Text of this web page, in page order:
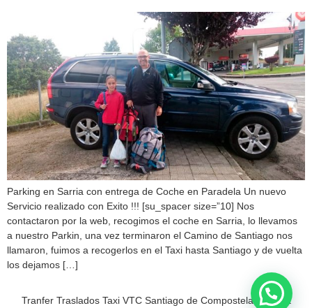
Parking en Sarria con entrega de Coche en Paradela Un nuevo
Servicio realizado con Exito !!! [su_spacer size=”10] Nos
contactaron por la web, recogimos el coche en Sarria, lo llevamos
a nuestro Parkin, una vez terminaron el Camino de Santiago nos
llamaron, fuimos a recogerlos en el Taxi hasta Santiago y de vuelta
los dejamos […]
Tranfer Traslados Taxi VTC Santiago de Compostela a Sarria